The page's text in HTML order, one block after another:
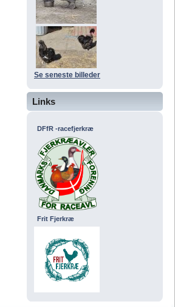
Se seneste billeder
Links
DFfR -racefjerkræ
Frit Fjerkræ